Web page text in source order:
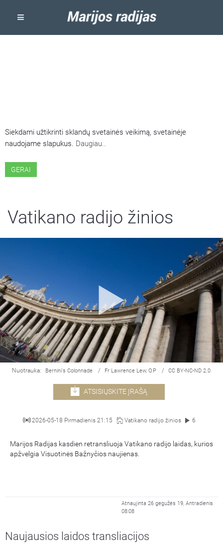
Siekdami užtikrinti sklandų svetainės veikimą, svetainėje
naudojame slapukus. Daugiau..
GERAI
Vatikano radijo žinios
Nuotrauka: Bernini's Colonnade / Fr Lawrence Lew, O.P / CC BY-NC-ND 2.0
ATSISIŲSKITE ĮRAŠĄ
2026-05-18 Pirmadienis 21:15 Vatikano radijo žinios 6
Marijos Radijas kasdien retransliuoja Vatikano radijo laidas, kurios
apžvelgia Visuotinės Bažnyčios naujienas.
Atnaujinta 26 gegužės 19, Antradienis
08:08
Naujausios laidos transliacijos